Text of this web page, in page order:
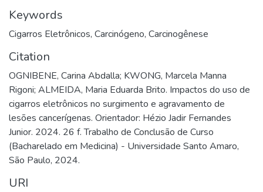
Keywords
Cigarros Eletrônicos, Carcinógeno, Carcinogênese
Citation
OGNIBENE, Carina Abdalla; KWONG, Marcela Manna
Rigoni; ALMEIDA, Maria Eduarda Brito. Impactos do uso de
cigarros eletrônicos no surgimento e agravamento de
lesões cancerígenas. Orientador: Hézio Jadir Fernandes
Junior. 2024. 26 f. Trabalho de Conclusão de Curso
(Bacharelado em Medicina) - Universidade Santo Amaro,
São Paulo, 2024.
URI